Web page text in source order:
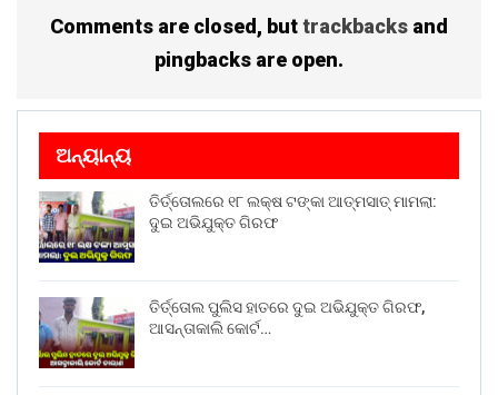
Comments are closed, buttrackbacks and
pingbacks are open.
ଅନ୍ୟାନ୍ୟ
ତିର୍ତ୍ତୋଲରେ ୧୮ ଲକ୍ଷ ଟଙ୍କା ଆତ୍ମସାତ୍ ମାମଲା:
ଦୁଇ ଅଭିଯୁକ୍ତ ଗିରଫ
ତିର୍ତ୍ତୋଲ ପୁଲିସ ହାତରେ ଦୁଇ ଅଭିଯୁକ୍ତ ଗିରଫ,
ଆସନ୍ତାକାଲି କୋର୍ଟ…